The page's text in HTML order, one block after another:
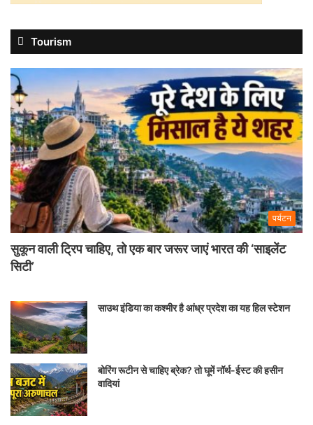
Tourism
पर्यटन
सुकून वाली ट्रिप चाहिए, तो एक बार जरूर जाएं भारत की ‘साइलेंट
सिटी’
साउथ इंडिया का कश्मीर है आंध्र प्रदेश का यह हिल स्टेशन
बोरिंग रूटीन से चाहिए ब्रेक? तो घूमें नॉर्थ-ईस्ट की हसीन
वादियां